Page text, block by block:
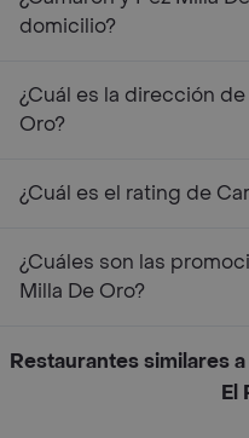
domicilio?
¿Cuál es la dirección
Oro?
¿Cuál es el rating de
¿Cuáles son las
Milla De Oro?
Restaurantes similares
El